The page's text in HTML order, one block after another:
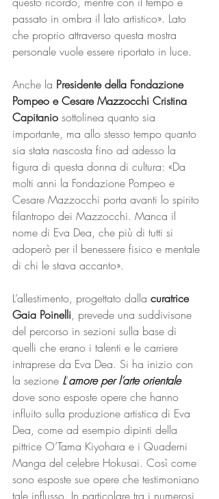
passato in ombra il lato artistico». Lato
che proprio attraverso questa mostra
personale vuole essere riportato in luce.
Anche la Presidente della Fondazione
Pompeo e Cesare Mazzocchi Cristina
Capitanio sottolinea quanto sia
importante, ma allo stesso tempo quanto
sia stata nascosta fino ad adesso la
figura di questa donna di cultura: «Da
molti anni la Fondazione Pompeo e
Cesare Mazzocchi porta avanti lo spirito
filantropo dei Mazzocchi. Manca il
nome di Eva Dea, che più di tutti si
adoperò per il benessere fisico e mentale
di chi le stava accanto».
L’allestimento, progettato dalla curatrice
Gaia Poinelli, prevede una suddivisone
del percorso in sezioni sulla base di
quelli che erano i talenti e le carriere
intraprese da Eva Dea. Si ha inizio con
la sezione L’amore per l’arte orientale
dove sono esposte opere che hanno
influito sulla produzione artistica di Eva
Dea, come ad esempio dipinti della
pittrice O’Tama Kiyohara e i Quaderni
Manga del celebre Hokusai. Così come
sono esposte sue opere che testimoniano
tale influsso. In particolare tra i numerosi